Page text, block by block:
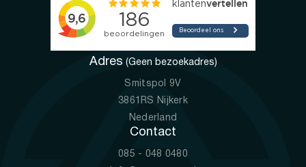
Adres (Geen bezoekadres)
Smitspol 9V
3861RS Nijkerk
Nederland
Contact
085 - 048 0480